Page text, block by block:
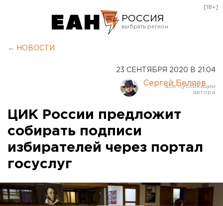
РОССИЯ
Курган
Оренбург
[18+]
← НОВОСТИ
23 СЕНТЯБРЯ 2020 В 21:04
Сергей Беляев
ЦИК России предложит
собирать подписи
избирателей через портал
госуслуг